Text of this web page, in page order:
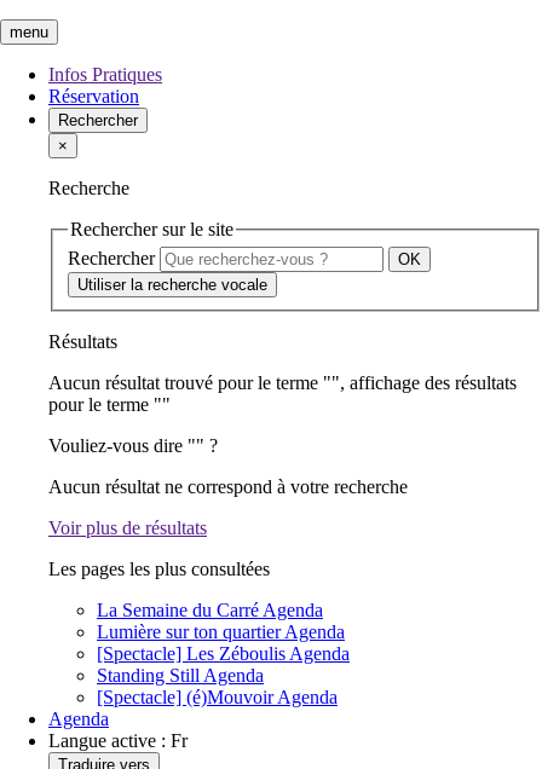
menu
Infos Pratiques
Réservation
Rechercher
×
Recherche
Rechercher sur le site
Rechercher
Utiliser la recherche vocale
Résultats
Aucun résultat trouvé pour le terme "", affichage des résultats
pour le terme ""
Vouliez-vous dire "" ?
Aucun résultat ne correspond à votre recherche
Voir plus de résultats
Les pages les plus consultées
La Semaine du Carré Agenda
Lumière sur ton quartier Agenda
[Spectacle] Les Zéboulis Agenda
Standing Still Agenda
[Spectacle] (é)Mouvoir Agenda
Agenda
Langue active : Fr
Traduire vers